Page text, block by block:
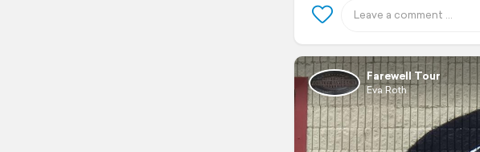
Farewell Tour
Eva Roth